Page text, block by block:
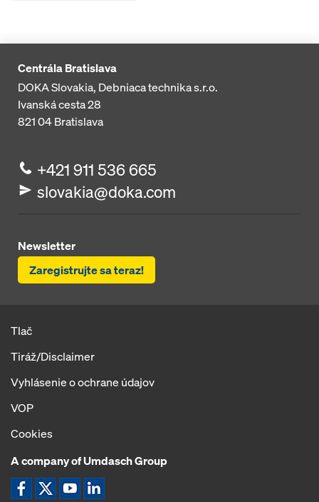
Centrála Bratislava
DOKA Slovakia, Debniaca technika s.r.o.
Ivanská cesta 28
821 04Bratislava
+421 911 536 665
slovakia@doka.com
Newsletter
Zaregistrujte sa teraz!
Tlač
Tiráž/Disclaimer
Vyhlásenie o ochrane údajov
VOP
Cookies
A company of Umdasch Group
Ikona Facebook
Ikona XIkona YouTube
Ikona LinkedIn